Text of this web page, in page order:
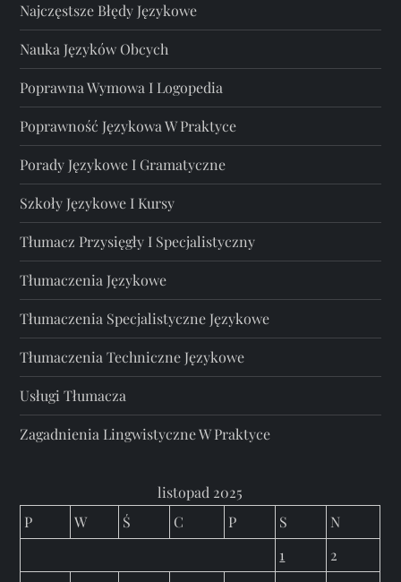
Najczęstsze Błędy Językowe
Nauka Języków Obcych
Poprawna Wymowa I Logopedia
Poprawność Językowa W Praktyce
Porady Językowe I Gramatyczne
Szkoły Językowe I Kursy
Tłumacz Przysięgły I Specjalistyczny
Tłumaczenia Językowe
Tłumaczenia Specjalistyczne Językowe
Tłumaczenia Techniczne Językowe
Usługi Tłumacza
Zagadnienia Lingwistyczne W Praktyce
listopad 2025
P
W Ś C P S
N
1
2